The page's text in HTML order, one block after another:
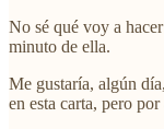
No sé qué voy a
minuto de ella.
Me gustaría, algún
en esta carta, pero